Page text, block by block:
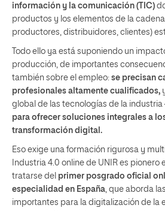
información y la comunicación (TIC)
productos y los elementos de la
productores, distribuidores, clientes)
Todo ello ya está suponiendo un
producción, de importantes
también sobre el empleo: se precisan
profesionales altamente cualificados,
global de las tecnologías de la industria
para ofrecer soluciones integrales a
transformación digital.
Eso exige una formación rigurosa y
Industria 4.0 online de UNIR es pionero
tratarse del primer posgrado oficial
especialidad en España, que aborda
importantes para la digitalización de la